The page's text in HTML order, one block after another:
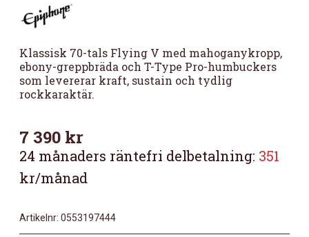
Klassisk 70-tals Flying V med mahoganykropp,
ebony-greppbräda och T-Type Pro-humbuckers
som levererar kraft, sustain och tydlig
rockkaraktär.
7 390 kr
24 månaders räntefri delbetalning: 351
kr/månad
Artikelnr: 0553197444